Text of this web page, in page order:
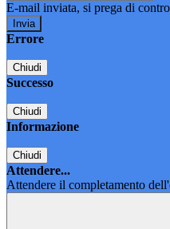
E-mail inviata, si prega di
Errore
Chiudi
Successo
Chiudi
Informazione
Chiudi
Attendere...
Attendere il completamento